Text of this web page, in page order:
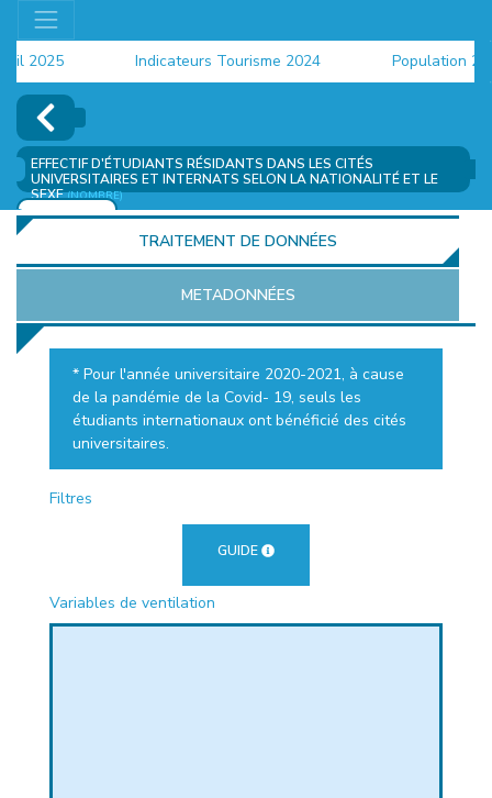
Indicateurs Tourisme 2024 Population 2024
EFFECTIF D'ÉTUDIANTS RÉSIDANTS DANS LES CITÉS
UNIVERSITAIRES ET INTERNATS SELON LA NATIONALITÉ ET LE
SEXE(NOMBRE)
AJOUTER
TRAITEMENT DE DONNÉES
METADONNÉES
* Pour l'année universitaire 2020-2021, à cause
de la pandémie de la Covid- 19, seuls les
étudiants internationaux ont bénéficié des cités
universitaires.
Filtres
GUIDE
Variables de ventilation